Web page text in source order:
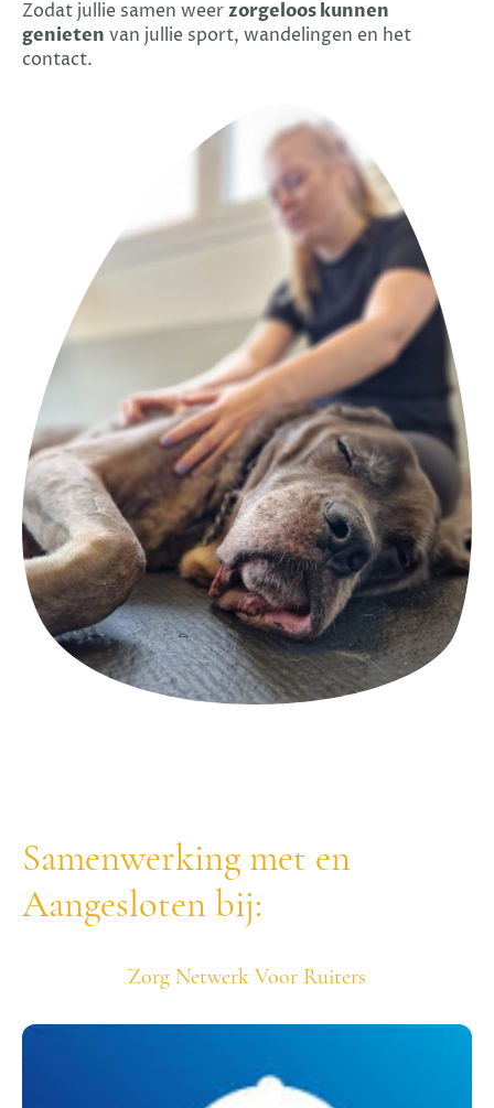
Zodat jullie samen weerzorgeloos kunnen
genieten van jullie sport, wandelingen en het
contact.
Samenwerking met en
Aangesloten bij:
Zorg Netwerk Voor Ruiters